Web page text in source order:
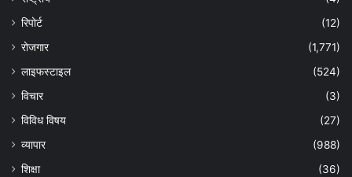
रिपोर्ट
(12)
रोजगार
(1,771)
लाइफस्टाइल
(524)
विचार
(3)
विविध विषय
(27)
व्यापार
(988)
शिक्षा
(36)